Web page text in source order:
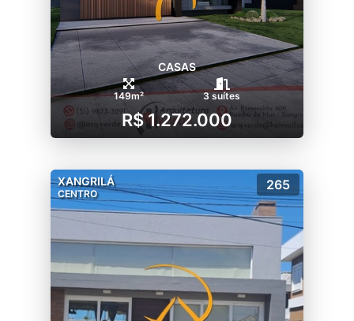
CASAS
149m² 3 suítes
R$ 1.272.000
XANGRILÁ
CENTRO
265